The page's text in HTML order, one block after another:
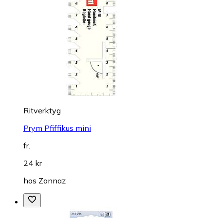
Ritverktyg
Prym Pfiffikus mini
fr.
24 kr
hos Zannaz